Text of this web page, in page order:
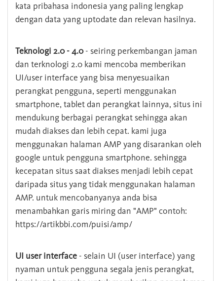
kata pribahasa indonesia yang paling lengkap
dengan data yang uptodate dan relevan hasilnya.
Teknologi 2.0 - 4.0- seiring perkembangan jaman
dan terknologi 2.0 kami mencoba memberikan
UI/user interface yang bisa menyesuaikan
perangkat pengguna, seperti menggunakan
smartphone, tablet dan perangkat lainnya, situs ini
mendukung berbagai perangkat sehingga akan
mudah diakses dan lebih cepat. kami juga
menggunakan halaman AMP yang disarankan oleh
google untuk pengguna smartphone. sehingga
kecepatan situs saat diakses menjadi lebih cepat
daripada situs yang tidak menggunakan halaman
AMP. untuk mencobanyanya anda bisa
menambahkan garis miring dan "AMP" contoh:
https://artikbbi.com/puisi/amp/
UI user interface - selain UI (user interface) yang
nyaman untuk pengguna segala jenis perangkat,